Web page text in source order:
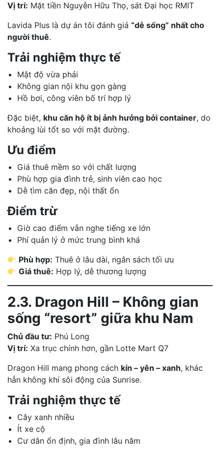
Vị trí: Mặt tiền Nguyễn Hữu Thọ, sát Đại học RMIT
Lavida Plus là dự án tôi đánh giá “dễ sống” nhất cho
người thuê.
Trải nghiệm thực tế
Mật độ vừa phải
Không gian nội khu gọn gàng
Hồ bơi, công viên bố trí hợp lý
Đặc biệt, khu căn hộ ít bị ảnh hưởng bởi container, do
khoảng lùi tốt so với mặt đường.
Ưu điểm
Giá thuê mềm so với chất lượng
Phù hợp gia đình trẻ, sinh viên cao học
Dễ tìm căn đẹp, nội thất ổn
Điểm trừ
Giờ cao điểm vẫn nghe tiếng xe lớn
Phí quản lý ở mức trung bình khá
Phù hợp: Thuê ở lâu dài, ngân sách tối ưu
Giá thuê: Hợp lý, dễ thương lượng
2.3. Dragon Hill – Không gian
sống “resort” giữa khu Nam
Chủ đầu tư: Phú Long
Vị trí: Xa trục chính hơn, gần Lotte Mart Q7
Dragon Hill mang phong cách kín – yên – xanh, khác
hẳn không khí sôi động của Sunrise.
Trải nghiệm thực tế
Cây xanh nhiều
Ít xe cộ
Cư dân ổn định, gia đình lâu năm